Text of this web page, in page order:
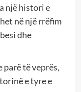
një histori e
në një rrëfim
dhe
parë të veprës,
e tyre e